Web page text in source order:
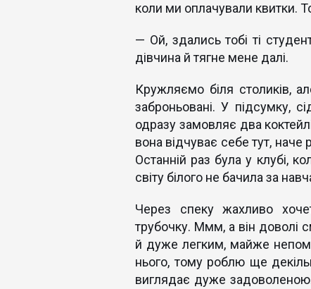
коли ми оплачували квитки.
— Ой, здались тобі ті
дівчина й тягне мене далі.
Кружляємо біля столиків,
заброньовані. У підсумку,
одразу замовляє два
вона відчуває себе тут,
Останній раз була у клубі,
світу білого не бачила за
Через спеку жахливо
трубочку. Ммм, а він доволі
й дуже легким, майже
нього, тому роблю ще
виглядає дуже